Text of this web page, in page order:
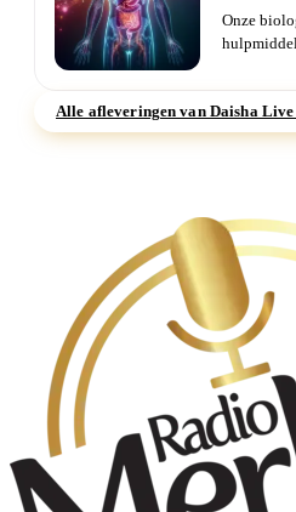
Onze
Alle afleveringen van Daisha